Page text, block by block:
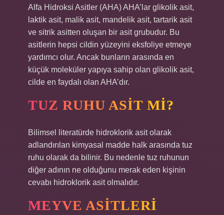
Alfa Hidroksi Asitler (AHA) AHA’lar glikolik asit,
laktik asit, malik asit, mandelik asit, tartarik asit
ve sitrik asitten oluşan bir asit grubudur. Bu
asitlerin hepsi cildin yüzeyini eksfoliye etmeye
yardımcı olur. Ancak bunların arasında en
küçük moleküler yapıya sahip olan glikolik asit,
cilde en faydalı olan AHA’dır.
TUZ RUHU ASIT MI?
Bilimsel literatürde hidroklorik asit olarak
adlandırılan kimyasal madde halk arasında tuz
ruhu olarak da bilinir. Bu nedenle tuz ruhunun
diğer adının ne olduğunu merak eden kişinin
cevabı hidroklorik asit olmalıdır.
MEYVE ASITLERI